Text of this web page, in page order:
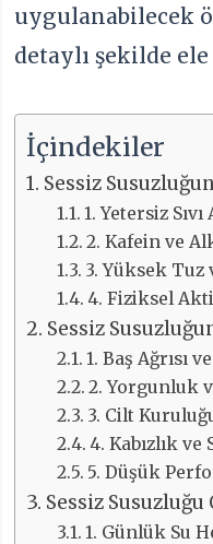
uygulanabilecek
detaylı şekilde ele
İçindekiler
Sessiz
1. Yetersiz Sıvı
2. Kafein ve
3. Yüksek Tuz
4. Fiziksel
Sessiz
1. Baş Ağrısı
2. Yorgunluk
3. Cilt
4. Kabızlık
5. Düşük
Sessiz
1. Günlük Su